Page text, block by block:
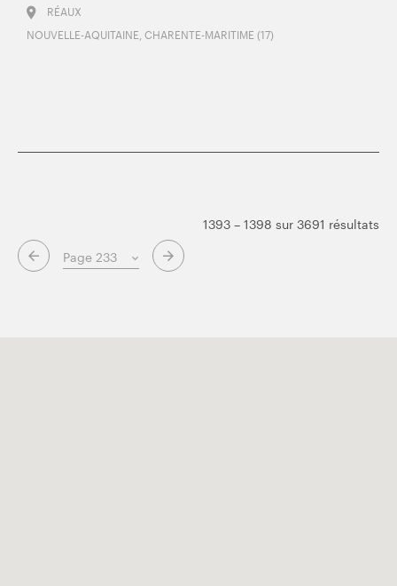
RÉAUX
NOUVELLE-AQUITAINE, CHARENTE-MARITIME (17)
Page suivante
1393 – 1398 sur 3691 résultats